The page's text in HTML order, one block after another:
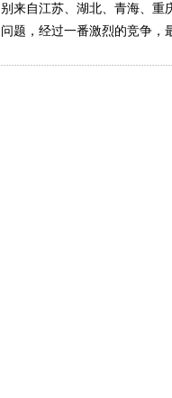
别来自江苏、湖北、青海、重
问题，经过一番激烈的竞争，